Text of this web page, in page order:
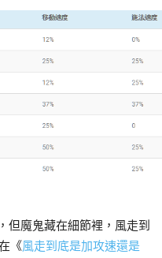
但魔鬼藏在細節裡，風走到
《風走到底是加攻速還是